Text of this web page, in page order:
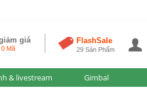
giá
0 Mã
FlashSale
29 Sản Phẩm
& livestream Gimbal